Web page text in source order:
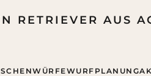
RETRIEVER AUS
WÜRFEWURFPLANUNG